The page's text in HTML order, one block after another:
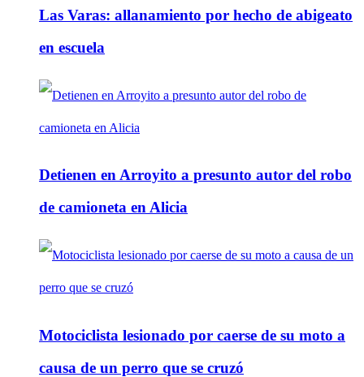
Las Varas: allanamiento por hecho de abigeato
en escuela
Detienen en Arroyito a presunto autor del robo
de camioneta en Alicia
Motociclista lesionado por caerse de su moto a
causa de un perro que se cruzó